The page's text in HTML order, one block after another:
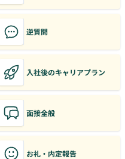
逆質問
入社後のキャリアプラン
面接全般
お礼・内定報告